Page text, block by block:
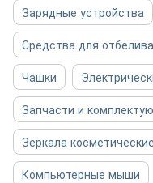
Зарядные устройства
Средства для
Чашки
Запчасти и
Зеркала косметические
Компьютерные мыши